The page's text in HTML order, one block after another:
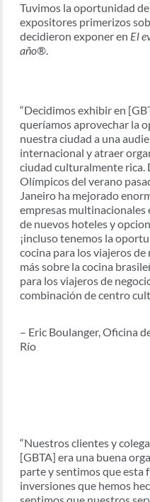
Tuvimos la oportunidad
expositores primerizos
decidieron exponer en El
año®.
“Decidimos exhibir en
queríamos aprovechar la
nuestra ciudad a una
internacional y atraer
ciudad culturalmente rica.
Olímpicos del verano
Janeiro ha mejorado
empresas multinacionales
de nuevos hoteles y
¡incluso tenemos la
cocina para los viajeros
más sobre la cocina
para los viajeros de
combinación de centro
– Eric Boulanger, Oficina
Río
“Nuestros clientes y
[GBTA] era una buena
parte y sentimos que esta
inversiones que hemos